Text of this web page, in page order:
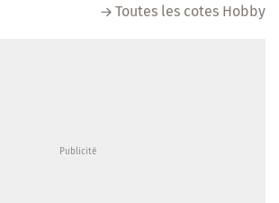
Toutes les cotes Hobby